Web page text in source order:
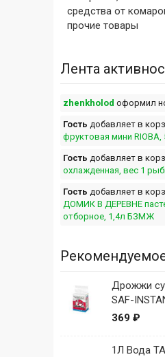
средства от
прочие товары
Лента
zhenkholod оформил
Гость добавляет в
фруктовая мини RIOBA,
Гость добавляет в
охлажденная, вес 1
Гость добавляет в
ДОМИК В ДЕРЕВНЕ
отборное, 1,4л БЗМЖ
Дрожжи
SAF-
369 ₽
1Л Вода